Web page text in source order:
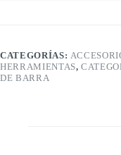
(18",
níquel
Cepillado)
CATEGORÍAS:
HERRAMIENTAS,
DE BARRA